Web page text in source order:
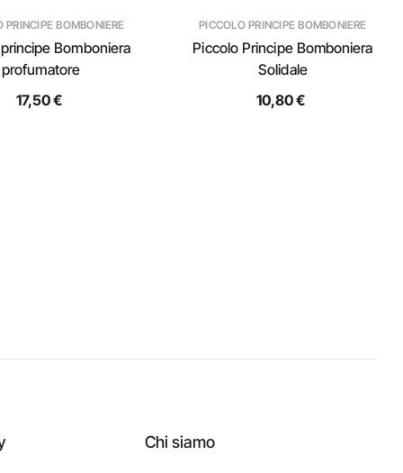
PRINCIPE BOMBONIERE
Bomboniera
profumatore
17,50 €
PICCOLO PRINCIPE BOMBONIERE
Piccolo Principe Bomboniera
Solidale
10,80 €
Chi siamo